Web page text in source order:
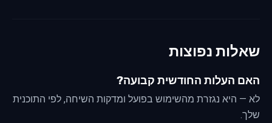
שאלות נפוצות
האם העלות החודשית קבועה?
לא — היא נגזרת מהשימוש בפועל ומדקות השיחה, לפי התוכנית
שלך.